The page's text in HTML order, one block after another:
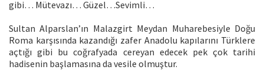
gibi… Mütevazı… Güzel…Sevimli…
Sultan Alparslan’ın Malazgirt Meydan Muharebesiyle Doğu
Roma karşısında kazandığı zafer Anadolu kapılarını Türklere
açtığı gibi bu coğrafyada cereyan edecek pek çok tarihi
hadisenin başlamasına da vesile olmuştur.